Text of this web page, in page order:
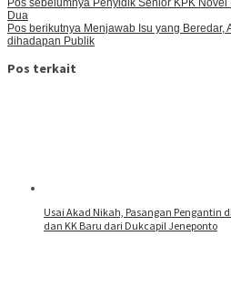
Pos sebelumnya Penyidik Senior KPK
Dua
Pos berikutnya Menjawab Isu yang Beredar,
dihadapan Publik
Pos terkait
Usai Akad Nikah, Pasangan Pengantin
dan KK Baru dari Dukcapil Jeneponto